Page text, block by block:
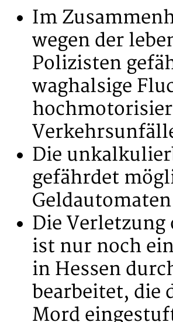
Im
wegen der
Polizisten
waghalsige
Die
gefährdet
Geldautomaten
Die Verletzung
ist nur noch
in Hessen
bearbeitet, die
Mord